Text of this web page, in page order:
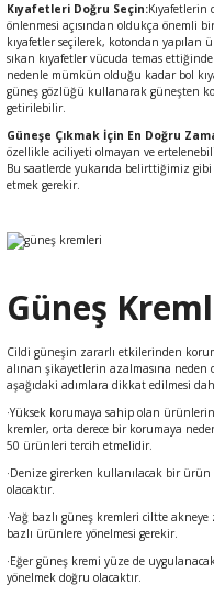
Ürün ve Gereçleri
Kıyafetleri Doğru Seçin:
önlenmesi açısından oldukça önemli
kıyafetler seçilerek, kotondan
sıkan kıyafetler vücuda temas
nedenle mümkün olduğu kadar bol
güneş gözlüğü kullanarak güneşten
getirilebilir.
Güneşe Çıkmak İçin En Doğru
özellikle aciliyeti olmayan ve
Bu saatlerde yukarıda belirttiğimiz
etmek gerekir.
Güneş
Cildi güneşin zararlı etkilerinden
alınan şikayetlerin azalmasına neden
aşağıdaki adımlara dikkat edilmesi
·Yüksek korumaya sahip olan
kremler, orta derece bir korumaya
50 ürünleri tercih etmelidir.
·Denize girerken kullanılacak bir
olacaktır.
·Yağ bazlı güneş kremleri ciltte
bazlı ürünlere yönelmesi gerekir.
·Eğer güneş kremi yüze de
yönelmek doğru olacaktır.